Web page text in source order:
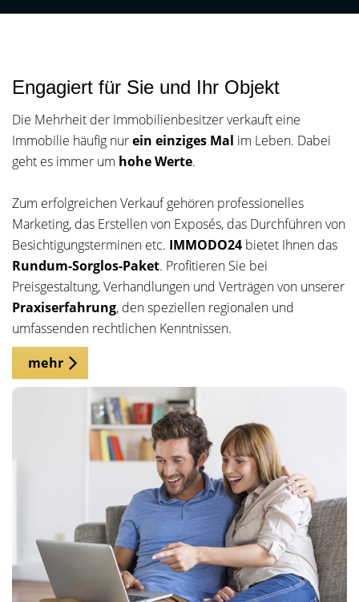
Engagiert für Sie und Ihr Objekt
Die Mehrheit der Immobilienbesitzer verkauft eine
Immobilie häufig nurein einziges Mal im Leben. Dabei
geht es immer um hohe Werte.
Zum erfolgreichen Verkauf gehören professionelles
Marketing, das Erstellen von Exposés, das Durchführen von
Besichtigungsterminen etc. IMMODO24 bietet Ihnen das
Rundum-Sorglos-Paket. Profitieren Sie bei
Preisgestaltung, Verhandlungen und Verträgen von unserer
Praxiserfahrung, den speziellen regionalen und
umfassenden rechtlichen Kenntnissen.
mehr